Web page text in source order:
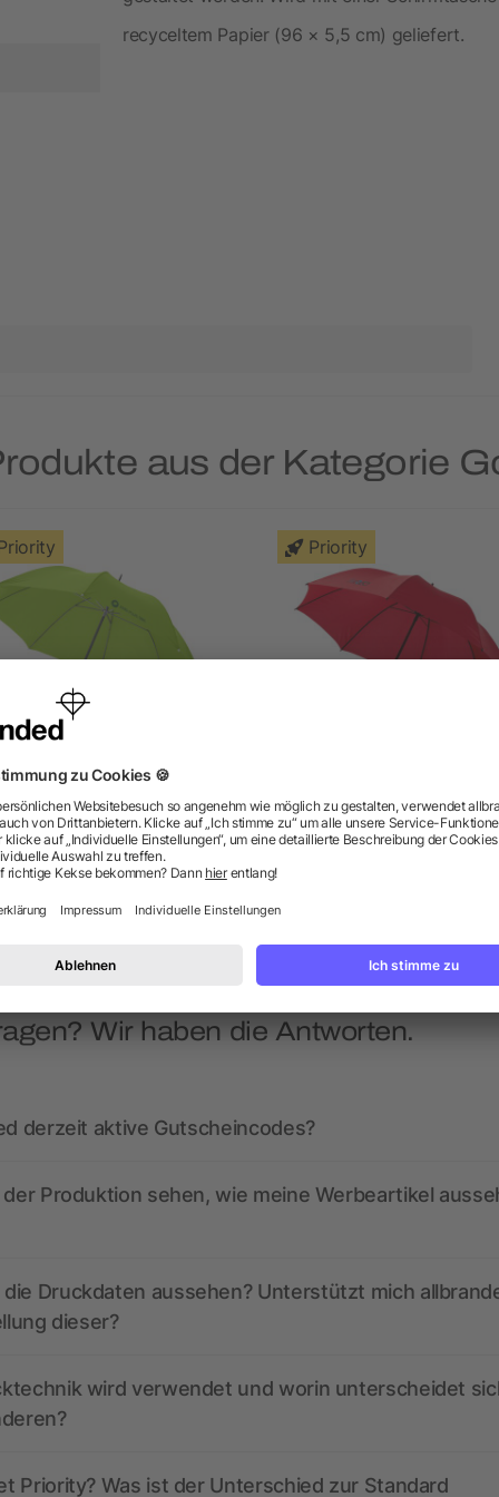
recyceltem Papier (96 × 5,5 cm) geliefert.
aus der Kategorie
30" Karl Golfschirm
ab 3,88 €
Priority
30" Zeke Golfschirm
Wir haben die Antworten.
derzeit aktive Gutscheincodes?
der Produktion sehen, wie meine Werbeartikel
Druckdaten aussehen? Unterstützt mich
dieser?
wird verwendet und worin unterscheidet
Priority? Was ist der Unterschied zur Standard